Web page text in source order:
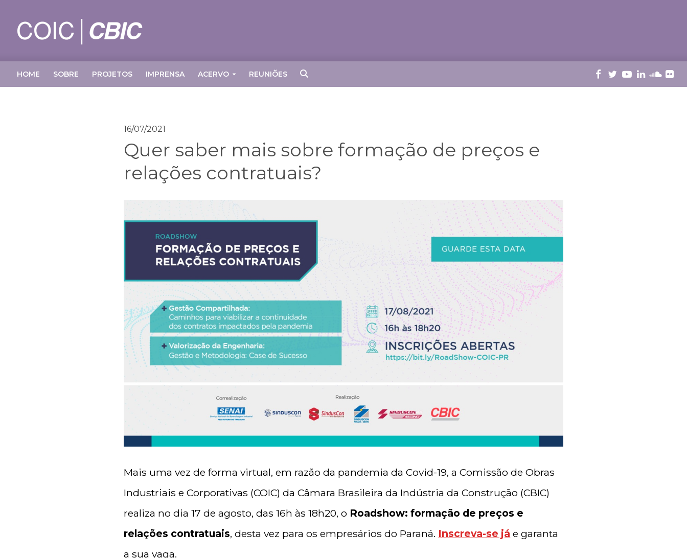
HOME SOBRE PROJETOS IMPRENSA ACERVO REUNIÕES
16/07/2021
Quer saber mais sobre formação de preços e
relações contratuais?
Mais uma vez de forma virtual, em razão da pandemia da Covid-19, a Comissão de Obras
Industriais e Corporativas (COIC) da Câmara Brasileira da Indústria da Construção (CBIC)
realiza no dia 17 de agosto, das 16h às 18h20, o Roadshow: formação de preços e
relações contratuais, desta vez para os empresários do Paraná. Inscreva-se já e garanta
a sua vaga.